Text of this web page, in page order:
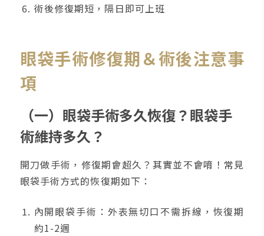
術後修復期短，隔日即可上班
眼袋手術修復期＆術後注意事
項
（一）眼袋手術多久恢復？眼袋手
術維持多久？
開刀做手術，修復期會超久？其實並不會唷！常見
眼袋手術方式的恢復期如下：
內開眼袋手術：外表無切口不需拆線，恢復期
約1-2週